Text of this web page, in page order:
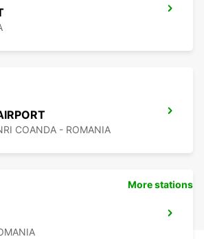
COANDA - ROMANIA
More stations